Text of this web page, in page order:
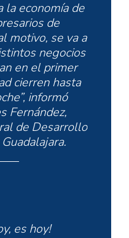
la economía de
de
motivo, se va a
negocios
en el primer
cierren hasta
informó
Fernández,
de Desarrollo
es hoy!